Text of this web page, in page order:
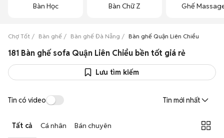
Bàn Học Bàn Chữ Z Ghế
Chợ Tốt Bàn ghế Bàn ghế Đà Nẵng Bàn ghế Quận Liên Chiểu
181 Bàn ghế sofa Quận Liên Chiểu bền tốt giá rẻ
Lưu tìm kiếm
Tin có video Tin mới nhất
Tất cả Cá nhân Bán chuyên